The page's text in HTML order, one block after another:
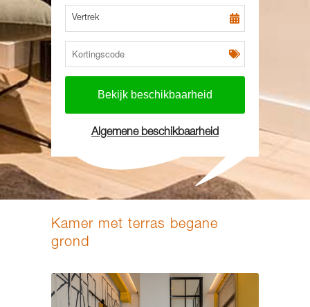
Vertrek
Algemene beschikbaarheid
Kamer met terras begane
grond